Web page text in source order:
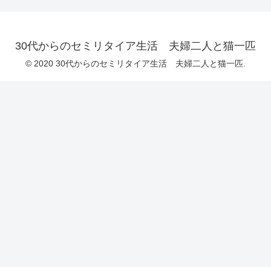
30代からのセミリタイア生活 夫婦二人と猫一匹
© 2020 30代からのセミリタイア生活 夫婦二人と猫一匹.